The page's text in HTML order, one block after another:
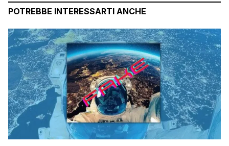
POTREBBE INTERESSARTI ANCHE